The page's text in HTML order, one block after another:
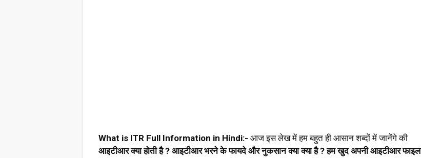
What is ITR Full Information in Hindi:- आज इस लेख में हम बहुत ही आसान शब्दों में जानेंगे की
आइटीआर क्या होती है ? आइटीआर भरने के फायदे और नुकसान क्या क्या है ? हम खुद अपनी आइटीआर फाइल